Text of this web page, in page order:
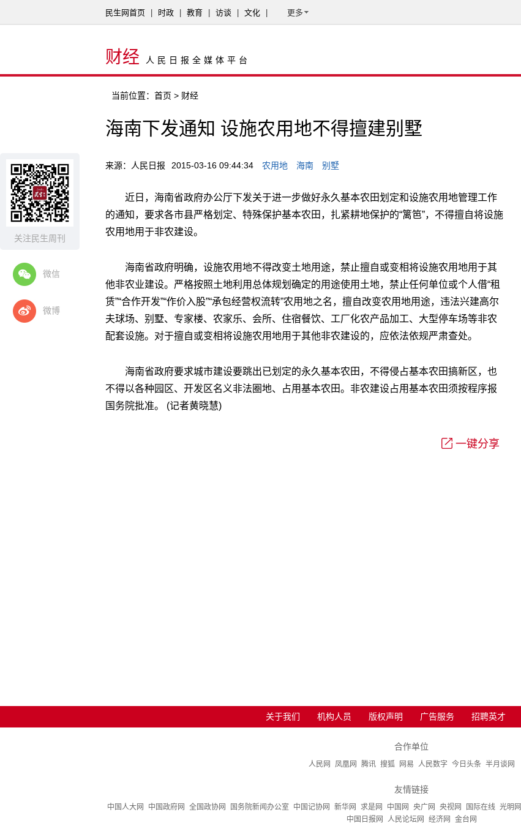
关注民生周刊
微信
微博
民生网首页 时政 教育 访谈 文化 更多
财经 人民日报全媒体平台
当前位置： 首页 > 财经
海南下发通知 设施农用地不得擅建别墅
来源：人民日报 2015-03-16 09:44:34 农用地 海南 别墅
近日，海南省政府办公厅下发关于进一步做好永久基本农田划定和设施农用地管理工作
的通知，要求各市县严格划定、特殊保护基本农田，扎紧耕地保护的“篱笆”，不得擅自将设施
农用地用于非农建设。
海南省政府明确，设施农用地不得改变土地用途，禁止擅自或变相将设施农用地用于其
他非农业建设。严格按照土地利用总体规划确定的用途使用土地，禁止任何单位或个人借“租
赁”“合作开发”“作价入股”“承包经营权流转”农用地之名，擅自改变农用地用途，违法兴建高尔
夫球场、别墅、专家楼、农家乐、会所、住宿餐饮、工厂化农产品加工、大型停车场等非农
配套设施。对于擅自或变相将设施农用地用于其他非农建设的，应依法依规严肃查处。
海南省政府要求城市建设要跳出已划定的永久基本农田，不得侵占基本农田搞新区，也
不得以各种园区、开发区名义非法圈地、占用基本农田。非农建设占用基本农田须按程序报
国务院批准。 (记者黄晓慧)
一键分享
关于我们 机构人员 版权声明 广告服务 招聘英才
合作单位
人民网 凤凰网 腾讯 搜狐 网易 人民数字 今日头条 半月谈网
友情链接
中国人大网 中国政府网 全国政协网 国务院新闻办公室 中国记协网 新华网 求是网 中国网 央广网 央视网 国际在线 光明网
中国日报网
人民论坛网 经济网 金台网